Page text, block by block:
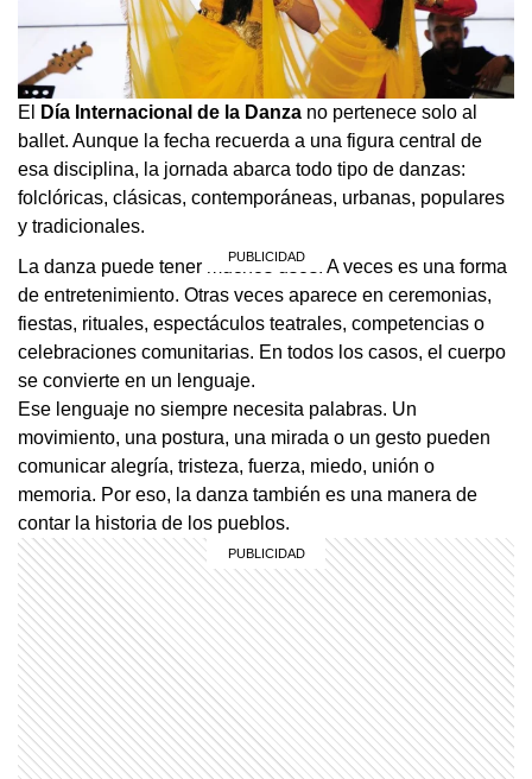
El Día Internacional de la Danza no pertenece solo al
ballet. Aunque la fecha recuerda a una figura central de
esa disciplina, la jornada abarca todo tipo de danzas:
folclóricas, clásicas, contemporáneas, urbanas, populares
y tradicionales.
La danza puede tener muchos usos. A veces es una forma
de entretenimiento. Otras veces aparece en ceremonias,
fiestas, rituales, espectáculos teatrales, competencias o
celebraciones comunitarias. En todos los casos, el cuerpo
se convierte en un lenguaje.
Ese lenguaje no siempre necesita palabras. Un
movimiento, una postura, una mirada o un gesto pueden
comunicar alegría, tristeza, fuerza, miedo, unión o
memoria. Por eso, la danza también es una manera de
contar la historia de los pueblos.